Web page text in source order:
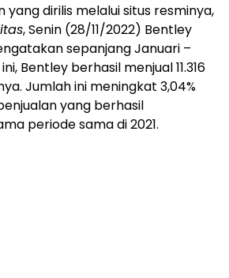
dirilis melalui situs resminya,
, Senin (28/11/2022) Bentley
sepanjang Januari –
Bentley berhasil menjual 11.316
Jumlah ini meningkat 3,04%
yang berhasil
periode sama di 2021.